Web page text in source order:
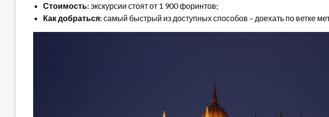
Стоимость:экскурсии стоят от 1 900 форинтов;
Как добраться:самый быстрый из доступных способов – доехать по ветке